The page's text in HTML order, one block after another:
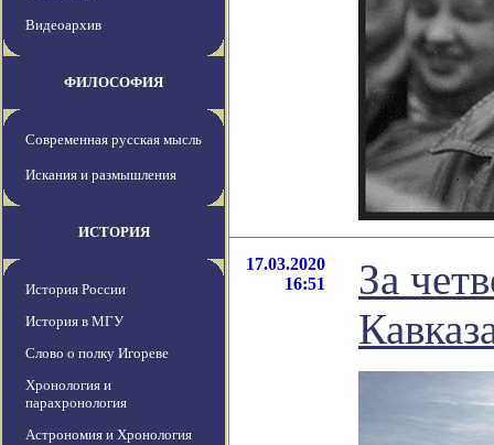
Видеоархив
ФИЛОСОФИЯ
Современная русская мысль
Искания и размышления
ИСТОРИЯ
История России
История в МГУ
Слово о полку Игореве
Хронология и
парахронология
Астрономия и Хронология
17.03.2020
16:51
За